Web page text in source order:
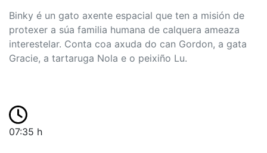
Binky é un gato axente espacial que ten a misión de
protexer a súa familia humana de calquera ameaza
interestelar. Conta coa axuda do can Gordon, a gata
Gracie, a tartaruga Nola e o peixiño Lu.
07:35 h